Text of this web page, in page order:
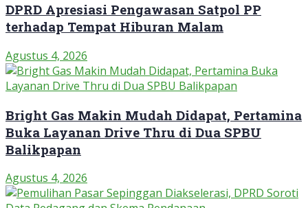
DPRD Apresiasi Pengawasan Satpol PP
terhadap Tempat Hiburan Malam
Agustus 4, 2026
Bright Gas Makin Mudah Didapat, Pertamina
Buka Layanan Drive Thru di Dua SPBU
Balikpapan
Agustus 4, 2026